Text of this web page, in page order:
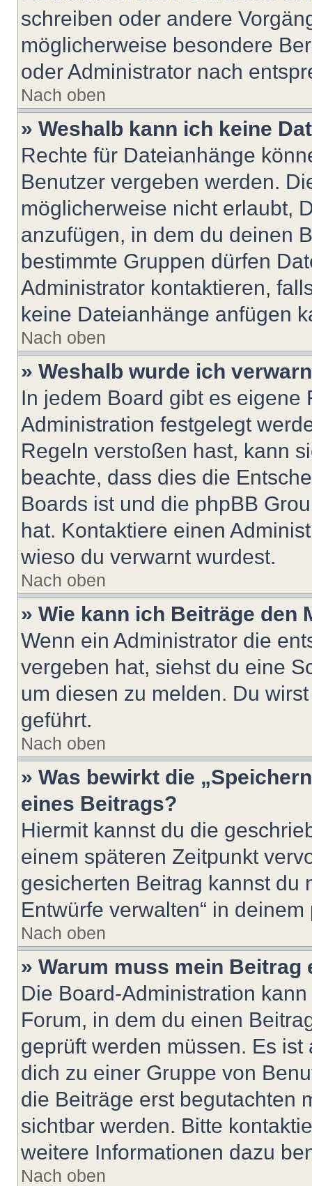
schreiben oder andere
möglicherweise besondere
oder Administrator nach
Nach oben
» Weshalb kann ich keine
Rechte für Dateianhänge
Benutzer vergeben werden.
möglicherweise nicht erlaubt,
anzufügen, in dem du deinen
bestimmte Gruppen dürfen
Administrator kontaktieren,
keine Dateianhänge anfügen
Nach oben
» Weshalb wurde ich
In jedem Board gibt es
Administration festgelegt
Regeln verstoßen hast, kann
beachte, dass dies die
Boards ist und die phpBB
hat. Kontaktiere einen
wieso du verwarnt wurdest.
Nach oben
» Wie kann ich Beiträge den
Wenn ein Administrator die
vergeben hat, siehst du eine
um diesen zu melden. Du
geführt.
Nach oben
» Was bewirkt die
eines Beitrags?
Hiermit kannst du die
einem späteren Zeitpunkt
gesicherten Beitrag kannst du
Entwürfe verwalten“ in
Nach oben
» Warum muss mein
Die Board-Administration
Forum, in dem du einen
geprüft werden müssen. Es
dich zu einer Gruppe von
die Beiträge erst begutachten
sichtbar werden. Bitte
weitere Informationen dazu
Nach oben